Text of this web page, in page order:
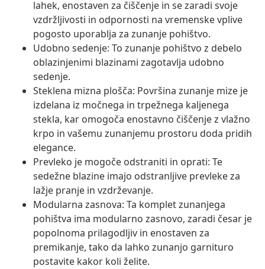
lahek, enostaven za čiščenje in se zaradi svoje
vzdržljivosti in odpornosti na vremenske vplive
pogosto uporablja za zunanje pohištvo.
Udobno sedenje: To zunanje pohištvo z debelo
oblazinjenimi blazinami zagotavlja udobno
sedenje.
Steklena mizna plošča: Površina zunanje mize je
izdelana iz močnega in trpežnega kaljenega
stekla, kar omogoča enostavno čiščenje z vlažno
krpo in vašemu zunanjemu prostoru doda pridih
elegance.
Prevleko je mogoče odstraniti in oprati: Te
sedežne blazine imajo odstranljive prevleke za
lažje pranje in vzdrževanje.
Modularna zasnova: Ta komplet zunanjega
pohištva ima modularno zasnovo, zaradi česar je
popolnoma prilagodljiv in enostaven za
premikanje, tako da lahko zunanjo garnituro
postavite kakor koli želite.